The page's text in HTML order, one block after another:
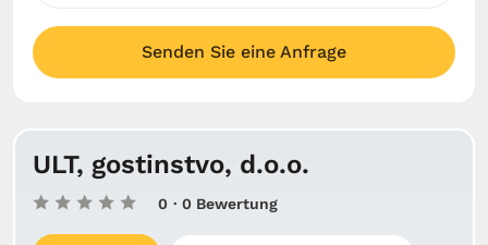
Senden Sie eine Anfrage
ULT, gostinstvo, d.o.o.
0 · 0 Bewertung